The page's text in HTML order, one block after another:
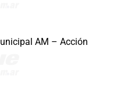
AM – Acción